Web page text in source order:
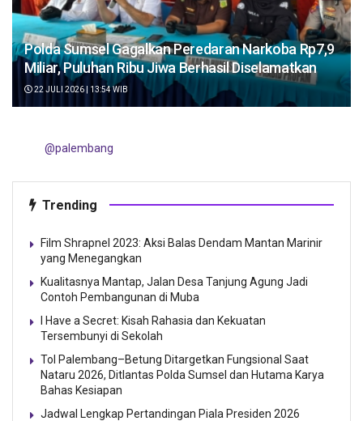
Polda Sumsel Gagalkan Peredaran Narkoba Rp7,9
Miliar, Puluhan Ribu Jiwa Berhasil Diselamatkan
22 JULI 2026 | 13:54 WIB
@palembang
Trending
Film Shrapnel 2023: Aksi Balas Dendam Mantan Marinir
yang Menegangkan
Kualitasnya Mantap, Jalan Desa Tanjung Agung Jadi
Contoh Pembangunan di Muba
I Have a Secret: Kisah Rahasia dan Kekuatan
Tersembunyi di Sekolah
Tol Palembang–Betung Ditargetkan Fungsional Saat
Nataru 2026, Ditlantas Polda Sumsel dan Hutama Karya
Bahas Kesiapan
Jadwal Lengkap Pertandingan Piala Presiden 2026